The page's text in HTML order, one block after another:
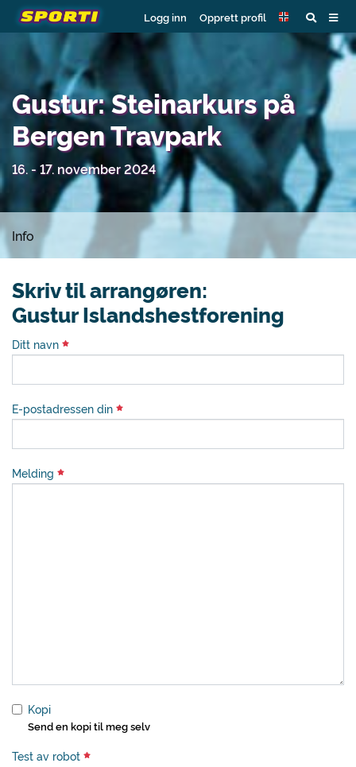
Logg inn Opprett profil
Gustur: Steinarkurs på
Bergen Travpark
16. - 17. november 2024
Info
Skriv til arrangøren:
Gustur Islandshestforening
Ditt navn
E-postadressen din
Melding
Kopi
Send en kopi til meg selv
Test av robot